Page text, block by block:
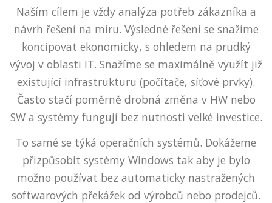
Naším cílem je vždy analýza potřeb zákazníka a
návrh řešení na míru. Výsledné řešení se snažíme
koncipovat ekonomicky, s ohledem na prudký
vývoj v oblasti IT. Snažíme se maximálně využít již
existující infrastrukturu (počítače, síťové prvky).
Často stačí poměrně drobná změna v HW nebo
SW a systémy fungují bez nutnosti velké investice.
To samé se týká operačních systémů. Dokážeme
přizpůsobit systémy Windows tak aby je bylo
možno používat bez automaticky nastražených
softwarových překážek od výrobců nebo prodejců.